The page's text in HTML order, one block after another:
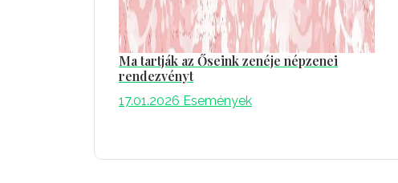
Ma tartják az Őseink zenéje népzenei
rendezvényt
17.01.2026 Események